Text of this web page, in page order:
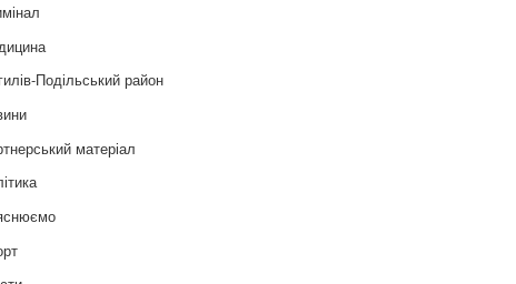
Подільський район
матеріал